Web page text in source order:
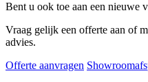
Bent u ook toe aan een nieuwe
Vraag gelijk een offerte aan of
advies.
Offerte aanvragen